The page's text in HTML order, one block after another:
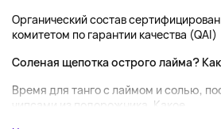
Органический состав
комитетом по гарантии качества (QAI)
Соленая щепотка острого лайма?
Время для танго с лаймом и солью,
чипсами из подорожника. Какое...